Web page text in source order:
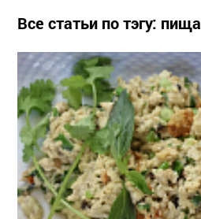
Все статьи по тэгу: пища